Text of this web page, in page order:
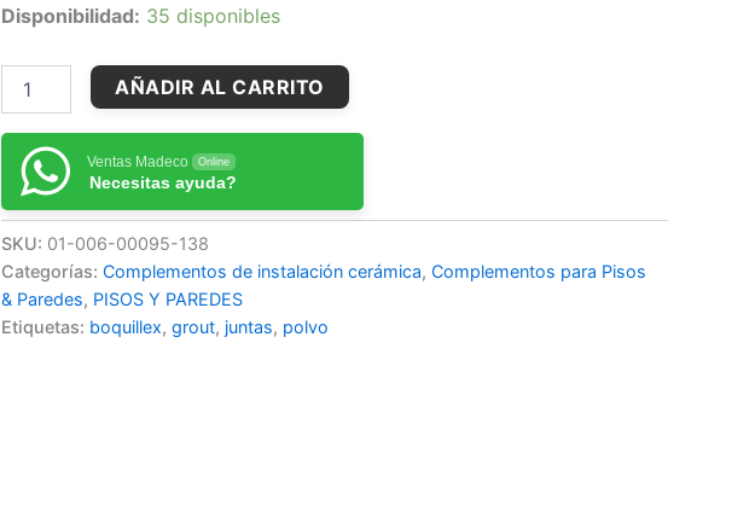
Disponibilidad: 35 disponibles
AÑADIR AL CARRITO
Ventas Madeco Online
Necesitas ayuda?
SKU: 01-006-00095-138
Categorías: Complementos de instalación cerámica, Complementos para Pisos
& Paredes, PISOS Y PAREDES
Etiquetas: boquillex, grout, juntas, polvo